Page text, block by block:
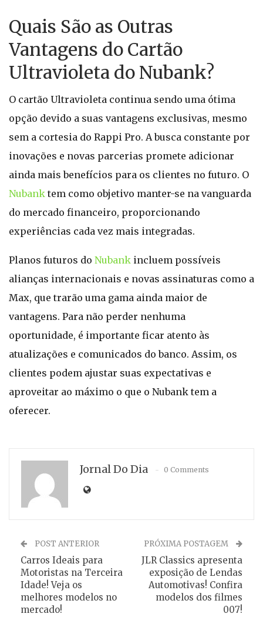
Quais São as Outras
Vantagens do Cartão
Ultravioleta do Nubank?
O cartão Ultravioleta continua sendo uma ótima
opção devido a suas vantagens exclusivas, mesmo
sem a cortesia do Rappi Pro. A busca constante por
inovações e novas parcerias promete adicionar
ainda mais benefícios para os clientes no futuro. O
Nubank tem como objetivo manter-se na vanguarda
do mercado financeiro, proporcionando
experiências cada vez mais integradas.
Planos futuros do Nubank incluem possíveis
alianças internacionais e novas assinaturas como a
Max, que trarão uma gama ainda maior de
vantagens. Para não perder nenhuma
oportunidade, é importante ficar atento às
atualizações e comunicados do banco. Assim, os
clientes podem ajustar suas expectativas e
aproveitar ao máximo o que o Nubank tem a
oferecer.
Jornal Do Dia 0 Comments
POST ANTERIOR
Carros Ideais para
Motoristas na Terceira
Idade! Veja os
melhores modelos no
mercado!
PRÓXIMA POSTAGEM
JLR Classics apresenta
exposição de Lendas
Automotivas! Confira
modelos dos filmes
007!